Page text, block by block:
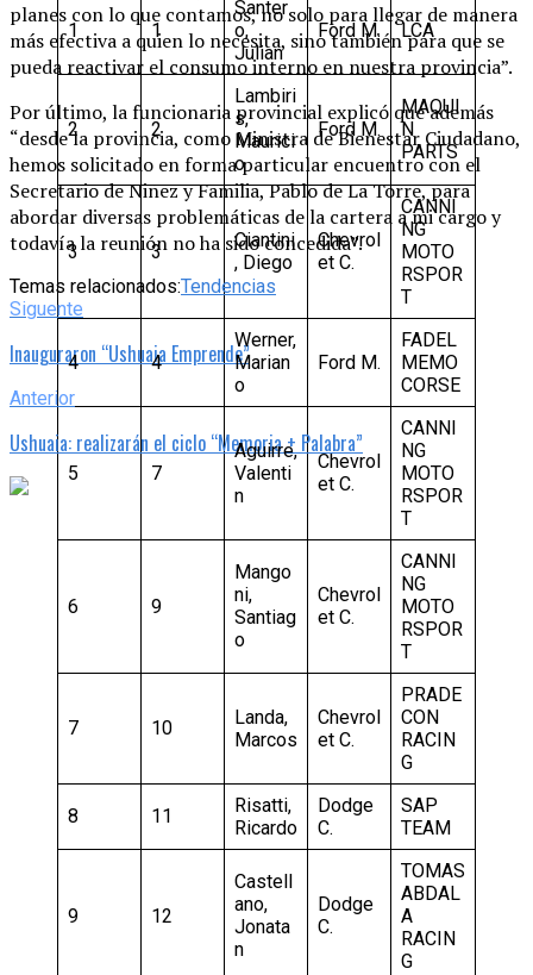
planes con lo que contamos, no solo para llegar de manera
más efectiva a quien lo necesita, sino también para que se
pueda reactivar el consumo interno en nuestra provincia”.
Por último, la funcionaria provincial explicó que además
“desde la provincia, como Ministra de Bienestar Ciudadano,
hemos solicitado en forma particular encuentro con el
Secretario de Niñez y Familia, Pablo de La Torre, para
abordar diversas problemáticas de la cartera a mi cargo y
todavía la reunión no ha sido concedida”.
Temas relacionados:Tendencias
Siguente
Inauguraron “Ushuaia Emprende”
Anterior
Ushuaia: realizarán el ciclo “Memoria + Palabra”
1 1
Santer
o,
Julian
Ford M. LCA
2 2
Lambiri
s,
Maurici
o
Ford M.
MAQUI
N
PARTS
3 3
Ciantini
, Diego
Chevrol
et C.
CANNI
NG
MOTO
RSPOR
T
4 4
Werner,
Marian
o
Ford M.
FADEL
MEMO
CORSE
5 7
Aguirre,
Valenti
n
Chevrol
et C.
CANNI
NG
MOTO
RSPOR
T
6 9
Mango
ni,
Santiag
o
Chevrol
et C.
CANNI
NG
MOTO
RSPOR
T
7 10
Landa,
Marcos
Chevrol
et C.
PRADE
CON
RACIN
G
8 11
Risatti,
Ricardo
Dodge
C.
SAP
TEAM
9 12
Castell
ano,
Jonata
n
Dodge
C.
TOMAS
ABDAL
A
RACIN
G